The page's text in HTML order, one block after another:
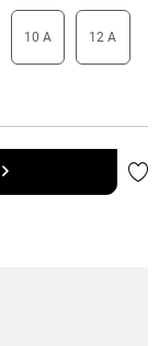
10 A 12 A